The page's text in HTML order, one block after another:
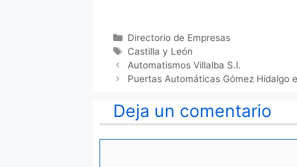
Categorías
Directorio de Empresas
Etiquetas
Castilla y León
Automatismos Villalba S.l.
Puertas Automáticas Gómez Hidalgo
Deja un comentario